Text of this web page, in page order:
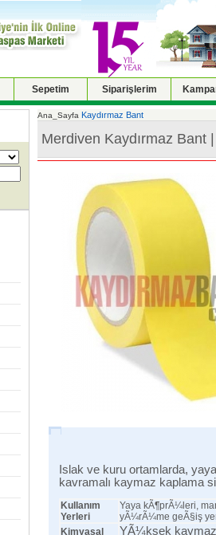
Sepetim Siparişlerim
Ana_Sayfa Kaydırmaz Bant
Merdiven Kaydırmaz Bant
Islak ve kuru ortamlarda,
kavramalı kaymaz kaplama
Kullanım
Yerleri
Yaya kÃ¶prÃ¼leri,
yÃ¼rÃ¼me geÃ§iş
Kimyasal
YÃ¼ksek